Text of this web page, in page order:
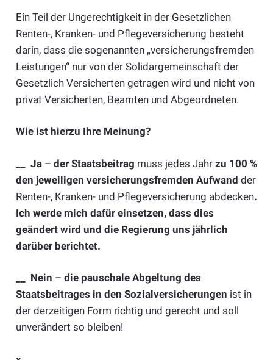
Ein Teil der Ungerechtigkeit in der Gesetzlichen
Renten-, Kranken- und Pflegeversicherung besteht
darin, dass die sogenannten „versicherungsfremden
Leistungen“ nur von der Solidargemeinschaft der
Gesetzlich Versicherten getragen wird und nicht von
privat Versicherten, Beamten und Abgeordneten.
Wie ist hierzu Ihre Meinung?
Ja – der Staatsbeitrag muss jedes Jahr zu 100 %
den jeweiligen versicherungsfremden Aufwand der
Renten-, Kranken- und Pflegeversicherung abdecken.
Ich werde mich dafür einsetzen, dass dies
geändert wird und die Regierung uns jährlich
darüber berichtet.
Nein – die pauschale Abgeltung des
Staatsbeitrages in den Sozialversicherungen ist in
der derzeitigen Form richtig und gerecht und soll
unverändert so bleiben!